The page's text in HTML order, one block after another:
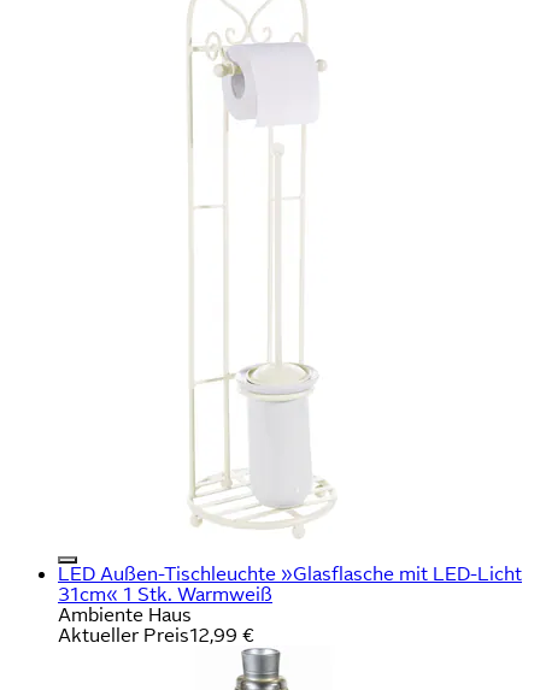
LED Außen-Tischleuchte »Glasflasche mit LED-Licht
31cm« 1 Stk. Warmweiß
Ambiente Haus
Aktueller Preis12,99 €